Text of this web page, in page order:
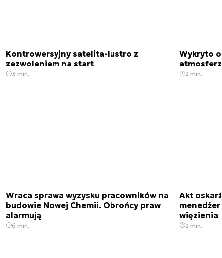
Kontrowersyjny satelita-lustro z
zezwoleniem na start
3 min.
Wykryto
2 min.
Wraca sprawa wyzysku pracowników na
budowie Nowej Chemii. Obrońcy praw
alarmują
6 min.
Akt
więzienia
2 min.